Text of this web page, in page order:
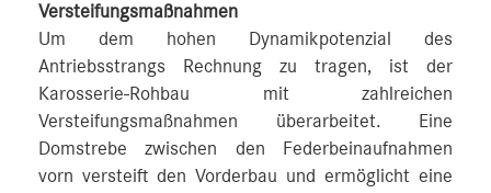
Versteifungsmaßnahmen
Um dem hohen Dynamikpotenzial des
Antriebsstrangs Rechnung zu tragen, ist der
Karosserie-Rohbau mit zahlreichen
Versteifungsmaßnahmen überarbeitet. Eine
Domstrebe zwischen den Federbeinaufnahmen
vorn versteift den Vorderbau und ermöglicht eine